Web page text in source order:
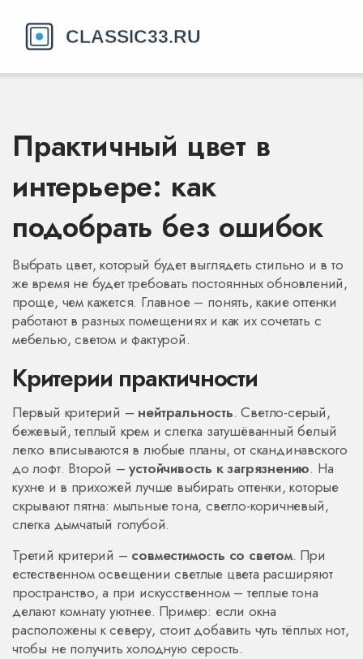
Практичный цвет в
интерьере: как
подобрать без ошибок
Выбрать цвет, который будет выглядеть стильно и в то
же время не будет требовать постоянных обновлений,
проще, чем кажется. Главное – понять, какие оттенки
работают в разных помещениях и как их сочетать с
мебелью, светом и фактурой.
Критерии практичности
Первый критерий – нейтральность. Светло-серый,
бежевый, теплый крем и слегка затушёванный белый
легко вписываются в любые планы, от скандинавского
до лофт. Второй –устойчивость к загрязнению. На
кухне и в прихожей лучше выбирать оттенки, которые
скрывают пятна: мыльные тона, светло-коричневый,
слегка дымчатый голубой.
Третий критерий – совместимость со светом. При
естественном освещении светлые цвета расширяют
пространство, а при искусственном – теплые тона
делают комнату уютнее. Пример: если окна
расположены к северу, стоит добавить чуть тёплых нот,
чтобы не получить холодную серость.